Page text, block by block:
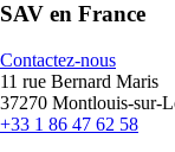
SAV en France
Contactez-nous
11 rue Bernard Maris
37270 Montlouis-sur-
+33 1 86 47 62 58